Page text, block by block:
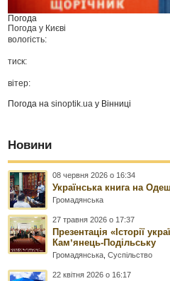
Погода
Погода у Києві
вологість:
тиск:
вітер:
Погода наsinoptik.ua у Вінниці
Новини
08 червня 2026 о 16:34
Українська книга на
Громадянська
27 травня 2026 о 17:37
Презентація «Історії
Камʼянець-Подільську
Громадянська ,Суспільство
22 квітня 2026 о 16:17